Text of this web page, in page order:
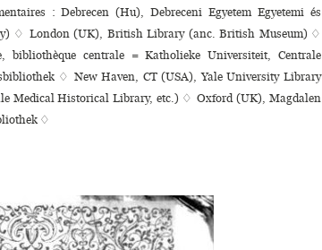
: Debrecen (Hu), Debreceni Egyetem Egyetemi és
♢ London (UK), British Library (anc. British Museum) ♢
bibliothèque centrale = Katholieke Universiteit, Centrale
♢ New Haven, CT (USA), Yale University Library
Medical Historical Library, etc.) ♢ Oxford (UK), Magdalen
♢